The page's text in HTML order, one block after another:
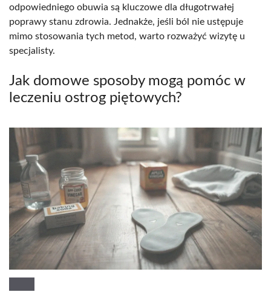
odpowiedniego obuwia są kluczowe dla długotrwałej
poprawy stanu zdrowia. Jednakże, jeśli ból nie ustępuje
mimo stosowania tych metod, warto rozważyć wizytę u
specjalisty.
Jak domowe sposoby mogą pomóc w
leczeniu ostrog piętowych?